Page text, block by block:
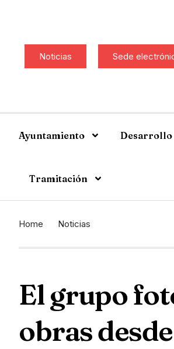
Noticias Sede
Ayuntamiento Desarrollo
Tramitación
Home Noticias
El grupo
obras